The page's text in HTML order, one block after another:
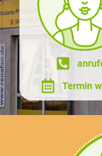
Termin